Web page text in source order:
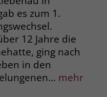
es zum 1.
12 Jahre die
ging nach
in den
mehr